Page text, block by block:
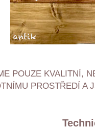
POUZE KVALITNÍ,
PROSTŘEDÍ A